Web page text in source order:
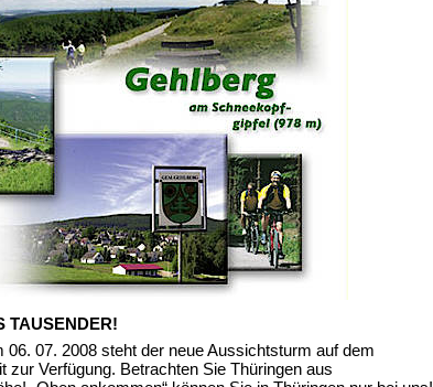
TAUSENDER!
06. 07. 2008 steht der neue Aussichtsturm auf dem
zur Verfügung. Betrachten Sie Thüringen aus